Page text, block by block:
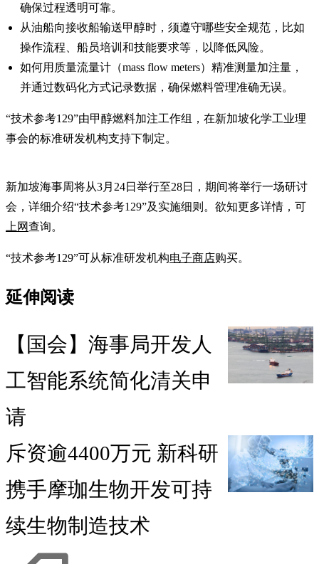
确保过程透明可靠。
从油船向接收船输送甲醇时，须遵守哪些安全规范，比如
操作流程、船员培训和技能要求等，以降低风险。
如何用质量流量计（mass flow meters）精准测量加注量，
并通过数码化方式记录数据，确保燃料管理准确无误。
“技术参考129”由甲醇燃料加注工作组，在新加坡化学工业理
事会的标准研发机构支持下制定。
新加坡海事周将从3月24日举行至28日，期间将举行一场研讨
会，详细介绍“技术参考129”及实施细则。欲知更多详情，可
上网查询。
“技术参考129”可从标准研发机构电子商店购买。
延伸阅读
【国会】海事局开发人
工智能系统简化清关申
请
斥资逾4400万元 新科研
携手摩珈生物开发可持
续生物制造技术